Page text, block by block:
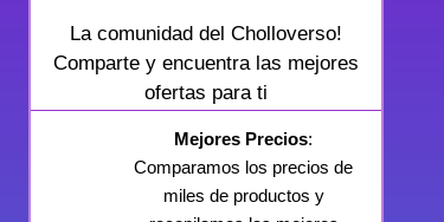
La comunidad del Cholloverso!
Comparte y encuentra las mejores
ofertas para ti
Mejores Precios:
Comparamos los precios de
miles de productos y